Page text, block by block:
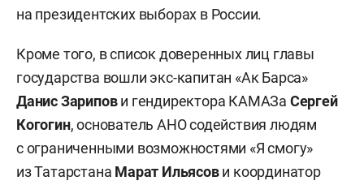
на президентских выборах в России.
Кроме того, в список доверенных лиц главы
государства вошли экс-капитан «Ак Барса»
Данис Зарипови гендиректора КАМАЗа Сергей
Когогин, основатель АНО содействия людям
с ограниченными возможностями «Я смогу»
из Татарстана Марат Ильясови координатор